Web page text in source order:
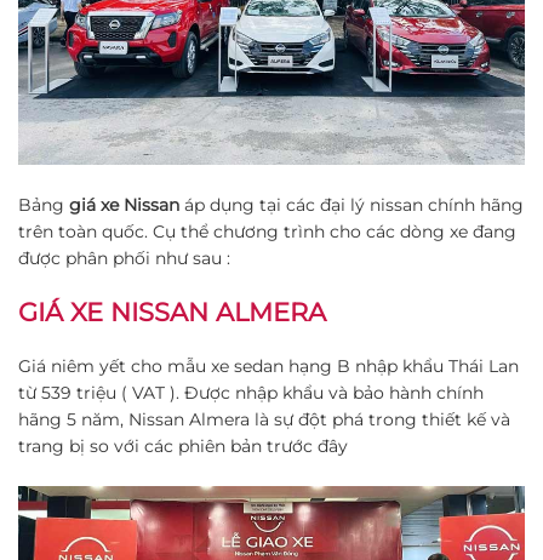
Bảng giá xe Nissan áp dụng tại các đại lý nissan chính hãng
trên toàn quốc. Cụ thể chương trình cho các dòng xe đang
được phân phối như sau :
GIÁ XE NISSAN ALMERA
Giá niêm yết cho mẫu xe sedan hạng B nhập khẩu Thái Lan
từ 539 triệu ( VAT ). Được nhập khẩu và bảo hành chính
hãng 5 năm, Nissan Almera là sự đột phá trong thiết kế và
trang bị so với các phiên bản trước đây